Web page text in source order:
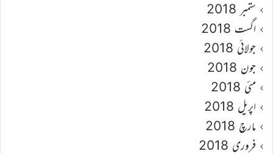
ستمبر 2018
اگست 2018
جولائی 2018
جون 2018
مئی 2018
اپریل 2018
مارچ 2018
فروری 2018